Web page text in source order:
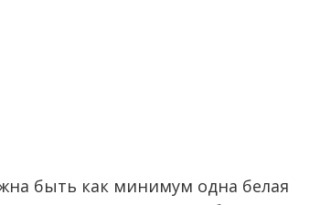
быть как минимум одна белая